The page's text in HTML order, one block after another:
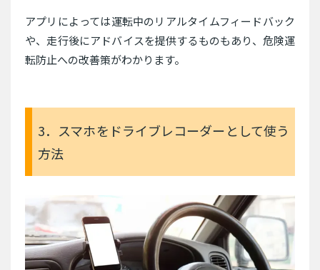
アプリによっては運転中のリアルタイムフィードバック
や、走行後にアドバイスを提供するものもあり、危険運
転防止への改善策がわかります。
3．スマホをドライブレコーダーとして使う
方法